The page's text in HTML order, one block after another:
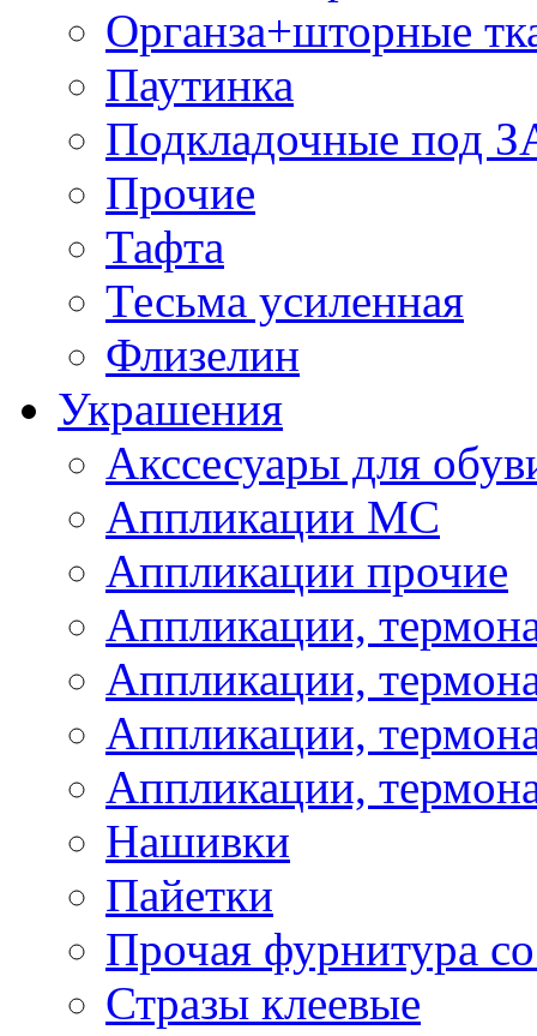
Органза+шторные
Паутинка
Подкладочные под
Прочие
Тафта
Тесьма усиленная
Флизелин
Украшения
Акссесуары для
Аппликации МС
Аппликации прочие
Аппликации,
Аппликации,
Аппликации,
Аппликации,
Нашивки
Пайетки
Прочая фурнитура
Стразы клеевые